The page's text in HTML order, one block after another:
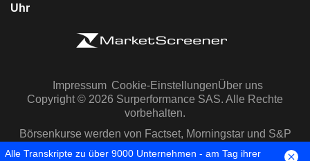
Uhr
Impressum Cookie-EinstellungenÜber uns
Copyright © 2026 Surperformance SAS. Alle Rechte
vorbehalten.
Börsenkurse werden von Factset, Morningstar und S&P
Capital IQ zur Verfügung gestellt
Alle Transkripte zu über 9000 Unternehmen - am Tag ihrer